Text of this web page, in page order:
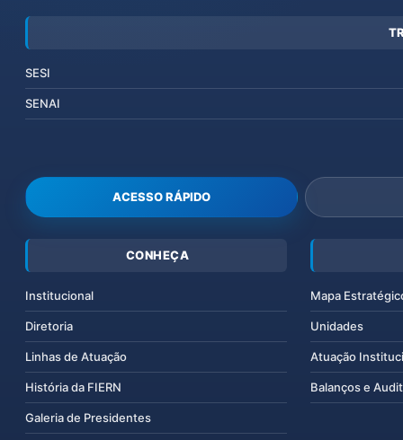
SESI
SENAI
ACESSO RÁPIDO
CONHEÇA
Institucional
Diretoria
Linhas de Atuação
História da FIERN
Galeria de Presidentes
Mapa
Unidades
Atuação
Balanços e